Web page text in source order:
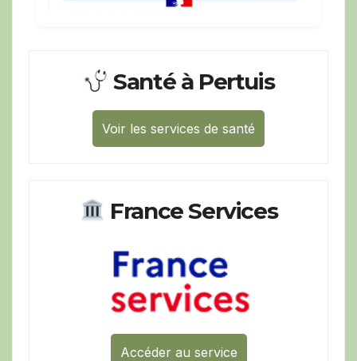
Santé à Pertuis
Voir les services de santé
France Services
Accéder au service